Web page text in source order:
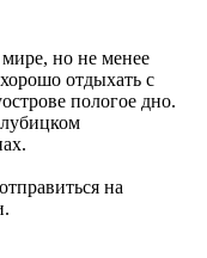
но не менее
отдыхать с
пологое дно.
на